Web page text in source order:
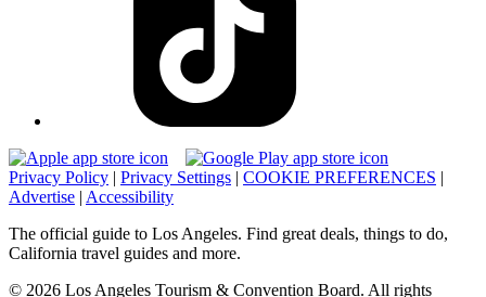
Privacy Policy | Privacy Settings | COOKIE PREFERENCES |
Advertise | Accessibility
The official guide to Los Angeles. Find great deals, things to do,
California travel guides and more.
© 2026 Los Angeles Tourism & Convention Board. All rights